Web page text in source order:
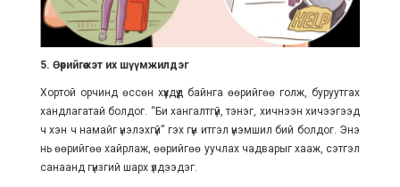
5. Өөрийгөө хэт их шүүмжилдэг
Хортой орчинд өссөн хүүхдүүд байнга өөрийгөө голж, буруутгах
хандлагатай болдог. “Би хангалтгүй, тэнэг, хичнээн хичээгээд
ч хэн ч намайг үнэлэхгүй” гэх гүн итгэл үнэмшил бий болдог. Энэ
нь өөрийгөө хайрлаж, өөрийгөө уучлах чадварыг хааж, сэтгэл
санаанд гүнзгий шарх үлдээдэг.